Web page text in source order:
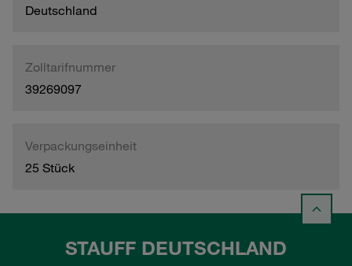
Deutschland
Zolltarifnummer
39269097
Verpackungseinheit
25 Stück
STAUFF DEUTSCHLAND